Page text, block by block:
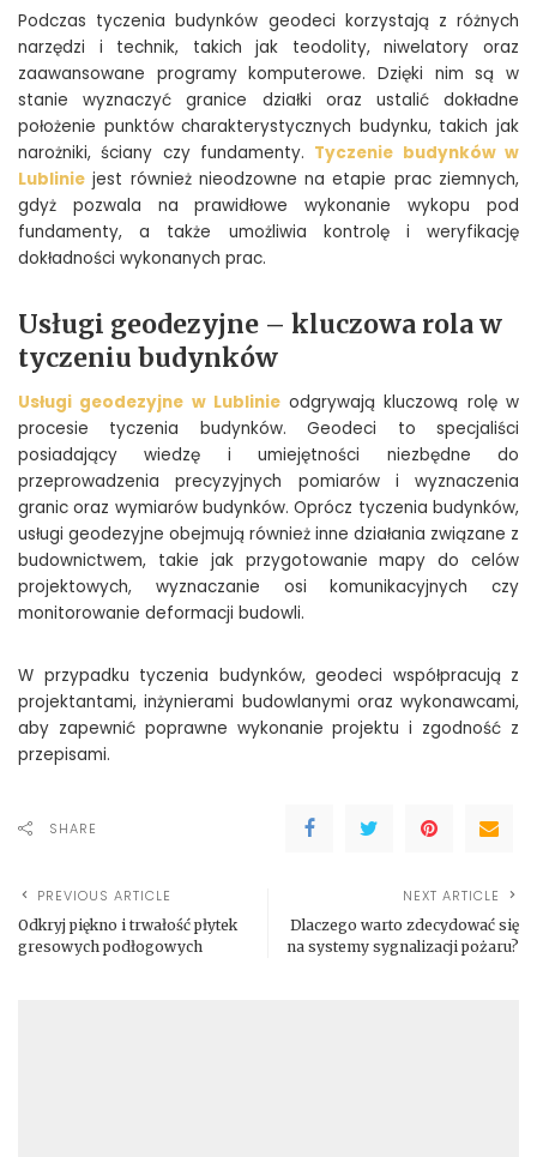
Podczas tyczenia budynków geodeci korzystają z różnych
narzędzi i technik, takich jak teodolity, niwelatory oraz
zaawansowane programy komputerowe. Dzięki nim są w
stanie wyznaczyć granice działki oraz ustalić dokładne
położenie punktów charakterystycznych budynku, takich jak
narożniki, ściany czy fundamenty. Tyczenie budynków w
Lublinie jest również nieodzowne na etapie prac ziemnych,
gdyż pozwala na prawidłowe wykonanie wykopu pod
fundamenty, a także umożliwia kontrolę i weryfikację
dokładności wykonanych prac.
Usługi geodezyjne – kluczowa rola w
tyczeniu budynków
Usługi geodezyjne w Lublinieodgrywają kluczową rolę w
procesie tyczenia budynków. Geodeci to specjaliści
posiadający wiedzę i umiejętności niezbędne do
przeprowadzenia precyzyjnych pomiarów i wyznaczenia
granic oraz wymiarów budynków. Oprócz tyczenia budynków,
usługi geodezyjne obejmują również inne działania związane z
budownictwem, takie jak przygotowanie mapy do celów
projektowych, wyznaczanie osi komunikacyjnych czy
monitorowanie deformacji budowli.
W przypadku tyczenia budynków, geodeci współpracują z
projektantami, inżynierami budowlanymi oraz wykonawcami,
aby zapewnić poprawne wykonanie projektu i zgodność z
przepisami.
SHARE
PREVIOUS ARTICLE
Odkryj piękno i trwałość płytek
gresowych podłogowych
NEXT ARTICLE
Dlaczego warto zdecydować się
na systemy sygnalizacji pożaru?